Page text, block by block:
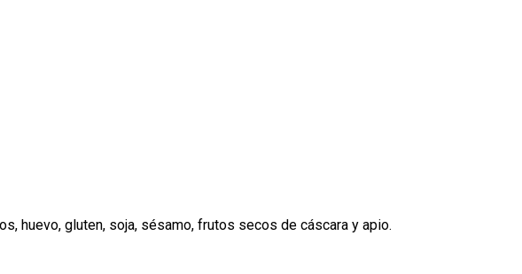
huevo, gluten, soja, sésamo, frutos secos de cáscara y apio.